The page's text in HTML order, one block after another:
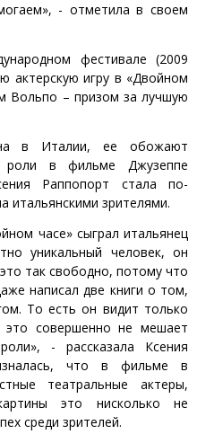
- отметила в своем
фестивале (2009
актерскую игру в «Двойном
Вольпо – призом за лучшую
в Италии, ее обожают
роли в фильме Джузеппе
Раппопорт стала по-
итальянскими зрителями.
часе» сыграл итальянец
уникальный человек, он
так свободно, потому что
написал две книги о том,
То есть он видит только
это совершенно не мешает
- рассказала Ксения
что в фильме в
театральные актеры,
это нисколько не
среди зрителей.